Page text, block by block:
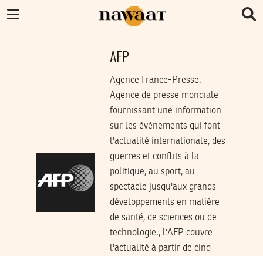
AFP
Agence France-Presse.
Agence de presse mondiale
fournissant une information
sur les événements qui font
l'actualité internationale, des
guerres et conflits à la
politique, au sport, au
spectacle jusqu'aux grands
développements en matière
de santé, de sciences ou de
technologie., l'AFP couvre
l'actualité à partir de cinq